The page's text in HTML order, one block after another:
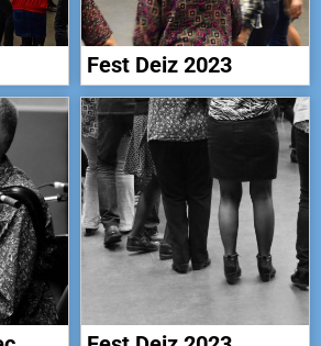
Fest Deiz 2023